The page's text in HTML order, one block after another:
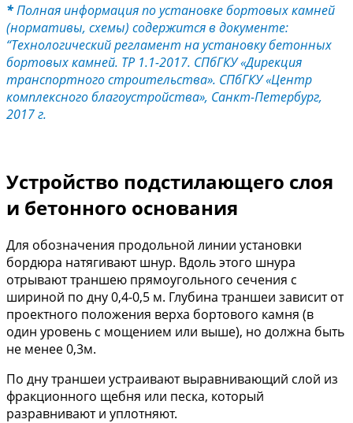
*Полная информация по установке бортовых камней
(нормативы, схемы) содержится в документе:
“Технологический регламент на установку бетонных
бортовых камней. ТР 1.1-2017. СПбГКУ «Дирекция
транспортного строительства». CПбГКУ «Центр
комплексного благоустройства», Cанкт-Петербург,
2017 г.
Устройство подстилающего слоя
и бетонного основания
Для обозначения продольной линии установки
бордюра натягивают шнур. Вдоль этого шнура
отрывают траншею прямоугольного сечения с
шириной по дну 0,4-0,5 м. Глубина траншеи зависит от
проектного положения верха бортового камня (в
один уровень с мощением или выше), но должна быть
не менее 0,3м.
По дну траншеи устраивают выравнивающий слой из
фракционного щебня или песка, который
разравнивают и уплотняют.